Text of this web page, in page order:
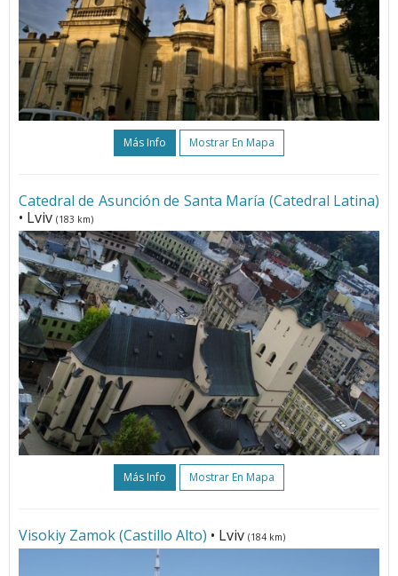
Más Info Mostrar En Mapa
Catedral de Asunción de Santa María (Catedral Latina)
• Lviv (183 km)
Más Info Mostrar En Mapa
Visokiy Zamok (Castillo Alto) • Lviv (184 km)